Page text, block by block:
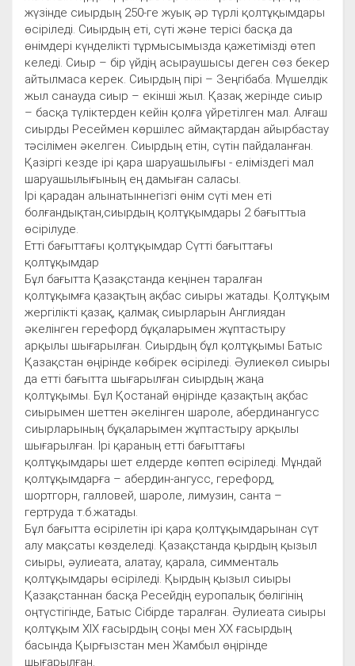
жүзінде сиырдың 250-ге жуық әр түрлі қолтұқымдары
өсіріледі. Сиырдың еті, сүті және терісі басқа да
өнімдері күнделікті тұрмысымызда қажетімізді өтеп
келеді. Сиыр – бір үйдің асыраушысы деген сөз бекер
айтылмаса керек. Сиырдың пірі – Зеңгібаба. Мүшелдік
жыл санауда сиыр – екінші жыл. Қазақ жерінде сиыр
– басқа түліктерден кейін қолға үйретілген мал. Алғаш
сиырды Ресеймен көршілес аймақтардан айырбастау
тәсілімен әкелген. Сиырдың етін, сүтін пайдаланған.
Қазіргі кезде ірі қара шаруашылығы - еліміздегі мал
шаруашылығының ең дамыған саласы.
Ірі қарадан алынатыннегізгі өнім сүті мен еті
болғандықтан,сиырдың қолтұқымдары 2 бағыттыа
өсірілуде.
Етті бағыттағы қолтұқымдар Сүтті бағыттағы
қолтұқымдар
Бұл бағытта Қазақстанда кеңінен таралған
қолтұқымға қазақтың ақбас сиыры жатады. Қолтұқым
жергілікті қазақ, қалмақ сиырларын Англиядан
әкелінген герефорд бұқаларымен жұптастыру
арқылы шығарылған. Сиырдың бұл қолтұқымы Батыс
Қазақстан өңірінде көбірек өсіріледі. Әулиекөл сиыры
да етті бағытта шығарылған сиырдың жаңа
қолтұқымы. Бұл Қостанай өңірінде қазақтың ақбас
сиырымен шеттен әкелінген шароле, абердинангусс
сиырларының бұқаларымен жұптастыру арқылы
шығарылған. Ірі қараның етті бағыттағы
қолтұқымдары шет елдерде көптеп өсіріледі. Мұндай
қолтұқымдарға – абердин-ангусс, герефорд,
шортгорн, галловей, шароле, лимузин, санта –
гертруда т.б.жатады.
Бұл бағытта өсірілетін ірі қара қолтұқымдарынан сүт
алу мақсаты көзделеді. Қазақстанда қырдың қызыл
сиыры, әулиеата, алатау, қарала, симменталь
қолтұқымдары өсіріледі. Қырдың қызыл сиыры
Қазақстаннан басқа Ресейдің еуропалық бөлігінің
оңтүстігінде, Батыс Сібірде таралған. Әулиеата сиыры
қолтұқым XIX ғасырдың соңы мен XX ғасырдың
басында Қырғызстан мен Жамбыл өңірінде
шығарылған.